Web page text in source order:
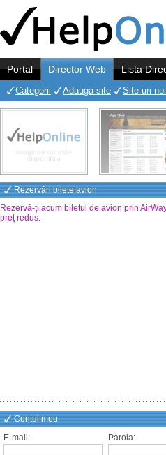
Portal Director Web Lista
Categorii Adauga site Site-uri noi
Rezervări bilete avion
Rezervă-ți acum biletul de avion prin
preț redus.
Contul meu
E-mail:
Parola: